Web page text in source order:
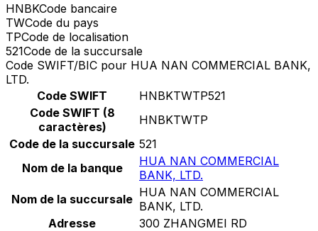
HNBKCode bancaire
TWCode du pays
TPCode de localisation
521Code de la succursale
Code SWIFT/BIC pour HUA NAN COMMERCIAL BANK,
LTD.
Code SWIFT
HNBKTWTP521
Code SWIFT (8
caractères)
HNBKTWTP
Code de la succursale 521
Nom de la banque
HUA NAN COMMERCIAL
BANK, LTD.
Nom de la succursale HUA NAN COMMERCIAL
BANK, LTD.
Adresse
300 ZHANGMEI RD